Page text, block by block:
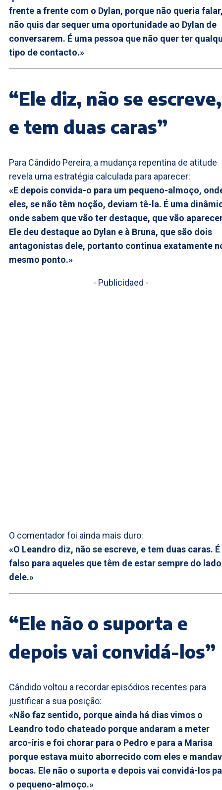
frente a frente com o Dylan, porque não queria
não quis dar sequer uma oportunidade ao Dylan de
conversarem. É uma pessoa que não quer ter
tipo de contacto.»
“Ele diz, não se escreve,
e tem duas caras”
Para Cândido Pereira, a mudança repentina de atitude
revela uma estratégia calculada para aparecer:
«E depois convida-o para um pequeno-almoço,
eles, se não têm noção, deviam tê-la. É uma
onde sabem que vão ter destaque, que vão
Ele deu destaque ao Dylan e à Bruna, que são dois
antagonistas dele, portanto continua exatamente
mesmo ponto.»
- Publicidaed -
O comentador foi ainda mais duro:
«O Leandro diz, não se escreve, e tem duas caras. É
falso para aqueles que têm de estar sempre do lado
dele.»
“Ele não o suporta e
depois vai convidá-los”
Cândido voltou a recordar episódios recentes para
justificar a sua posição:
«Não faz sentido, porque ainda há dias vimos o
Leandro todo chateado porque andaram a meter
arco-íris e foi chorar para o Pedro e para a Marisa
porque estava muito aborrecido com eles e
bocas. Ele não o suporta e depois vai convidá-los
o pequeno-almoço.»